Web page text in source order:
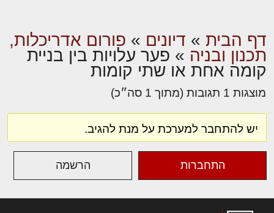
דף הבית » דיונים » פורום אדריכלות,
תכנון ובניה » פער עלויות בין בניית
קומה אחת או שתי קומות
מוצגות 1 תגובות (מתוך 1 סה״כ)
יש להתחבר למערכת על מנת להגיב.
התחברות הרשמה